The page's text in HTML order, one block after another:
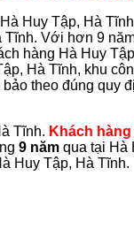
Huy Tập, Hà
Với hơn 9
hàng Hà Huy
Hà Tĩnh, khu
theo đúng quy
Tĩnh. Khách
9 năm qua tại Hà
Huy Tập, Hà Tĩnh.